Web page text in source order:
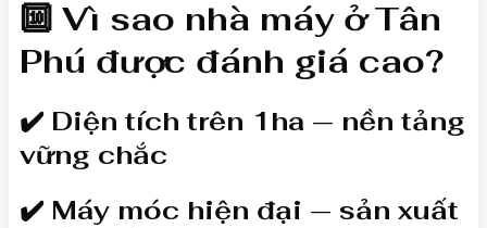
🔟 Vì sao nhà máy ở Tân
Phú được đánh giá cao?
✔️ Diện tích trên 1ha — nền tảng
vững chắc
✔️ Máy móc hiện đại — sản xuất